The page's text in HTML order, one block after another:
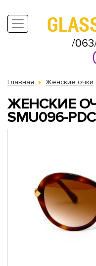
Главная Женские очки
ЖЕНСКИЕ
SMU096-